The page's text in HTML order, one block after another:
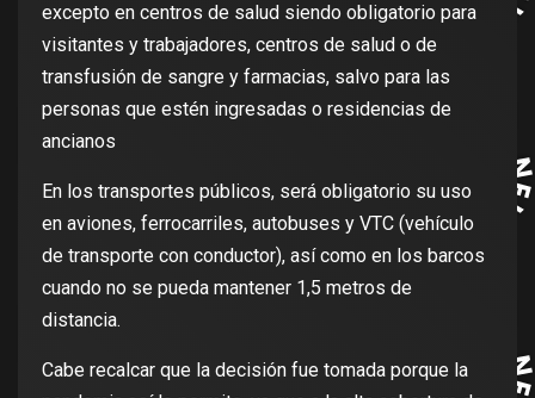
excepto en centros de salud siendo obligatorio para
visitantes y trabajadores, centros de salud o de
transfusión de sangre y farmacias, salvo para las
personas que estén ingresadas o residencias de
ancianos
En los transportes públicos, será obligatorio su uso
en aviones, ferrocarriles, autobuses y VTC (vehículo
de transporte con conductor), así como en los barcos
cuando no se pueda mantener 1,5 metros de
distancia.
Cabe recalcar que la decisión fue tomada porque la